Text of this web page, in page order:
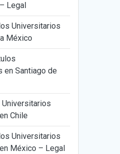
Legal
Universitarios
México
en Santiago de
Chile
Universitarios
México – Legal